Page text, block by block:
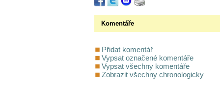
Komentáře
Přidat komentář
Vypsat označené komentáře
Vypsat všechny komentáře
Zobrazit všechny chronologicky